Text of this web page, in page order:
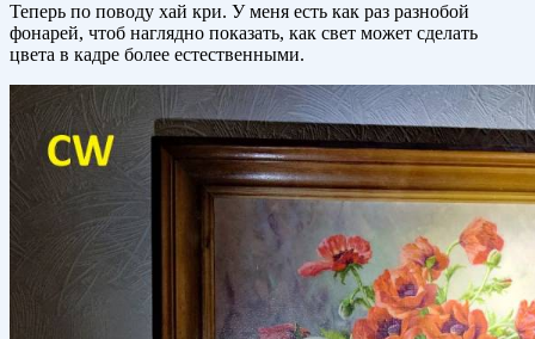
Теперь по поводу хай кри. У меня есть как раз разнобой
фонарей, чтоб наглядно показать, как свет может сделать
цвета в кадре более естественными.